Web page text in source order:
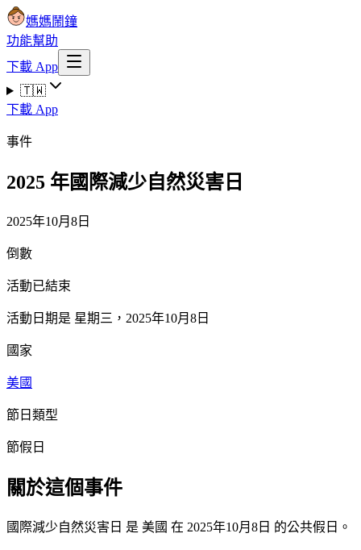
媽媽鬧鐘
功能幫助
下載 App
🇹🇼
下載 App
事件
2025 年國際減少自然災害日
2025年10月8日
倒數
活動已結束
活動日期是 星期三，2025年10月8日
國家
美國
節日類型
節假日
關於這個事件
國際減少自然災害日 是 美國 在 2025年10月8日 的公共假日。